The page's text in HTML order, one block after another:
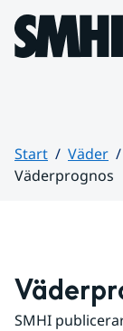
Hoppa till sidans
Start Väder
Väderprognos
SMHI